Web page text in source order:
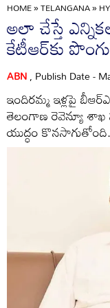
HOME»TELANGANA»
అలా చేస్తే
కేటీఆర్‌కు
ABN, Publish Date -
ఇందిరమ్మ ఇళ్లపై
తెలంగాణ రెవెన్యూ శాఖ
యుద్ధం కొనసాగుతోంది.